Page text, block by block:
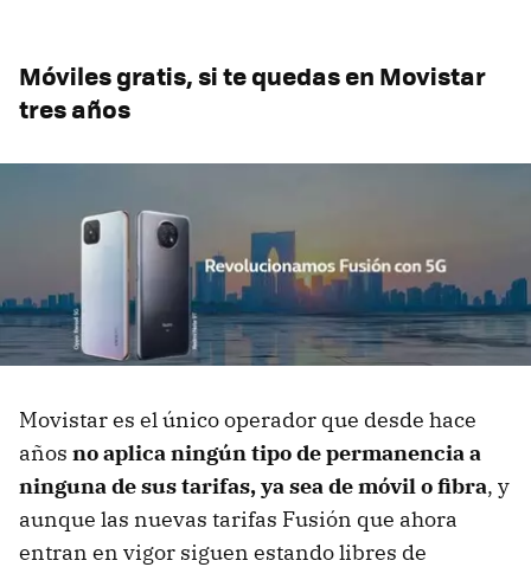
Móviles gratis, si te quedas en Movistar
tres años
Movistar es el único operador que desde hace
años no aplica ningún tipo de permanencia a
ninguna de sus tarifas, ya sea de móvil o fibra, y
aunque las nuevas tarifas Fusión que ahora
entran en vigor siguen estando libres de